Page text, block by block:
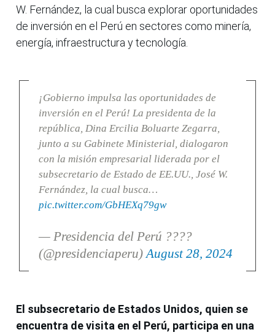
W. Fernández, la cual busca explorar oportunidades
de inversión en el Perú en sectores como minería,
energía, infraestructura y tecnología.
¡Gobierno impulsa las oportunidades de
inversión en el Perú! La presidenta de la
república, Dina Ercilia Boluarte Zegarra,
junto a su Gabinete Ministerial, dialogaron
con la misión empresarial liderada por el
subsecretario de Estado de EE.UU., José W.
Fernández, la cual busca…
pic.twitter.com/GbHEXq79gw
— Presidencia del Perú ????
(@presidenciaperu) August 28, 2024
El subsecretario de Estados Unidos, quien se
encuentra de visita en el Perú, participa en una